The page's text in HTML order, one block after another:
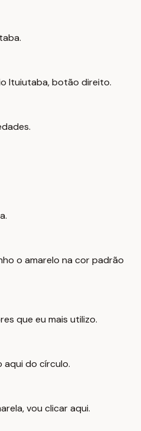
Ituiutaba, botão direito.
o amarelo na cor padrão
que eu mais utilizo.
aqui do círculo.
vou clicar aqui.